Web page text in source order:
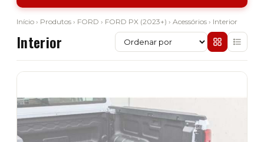
Início › Produtos › FORD › FORD PX (2023+) › Acessórios › Interior
Interior